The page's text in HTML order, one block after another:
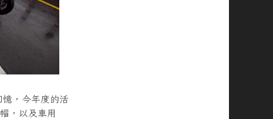
，今年度的活
，以及車用